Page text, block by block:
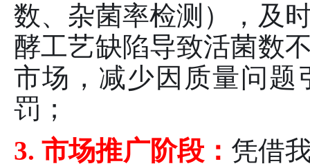
数、杂菌率检测），及
酵工艺缺陷导致活菌数
市场，减少因质量问题
罚；
3. 市场推广阶段： 凭借